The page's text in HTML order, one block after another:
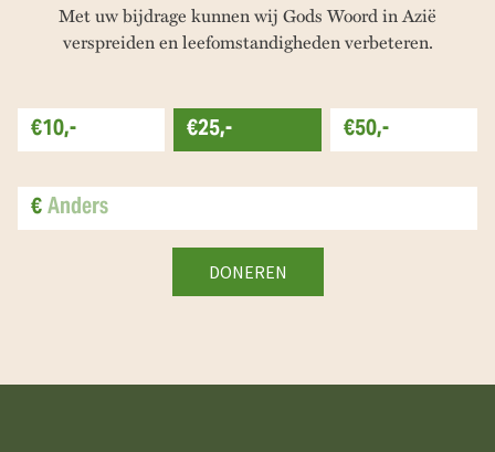
Met uw bijdrage kunnen wij Gods Woord in Azië
verspreiden en leefomstandigheden verbeteren.
€10,- €25,-
€50,-
€